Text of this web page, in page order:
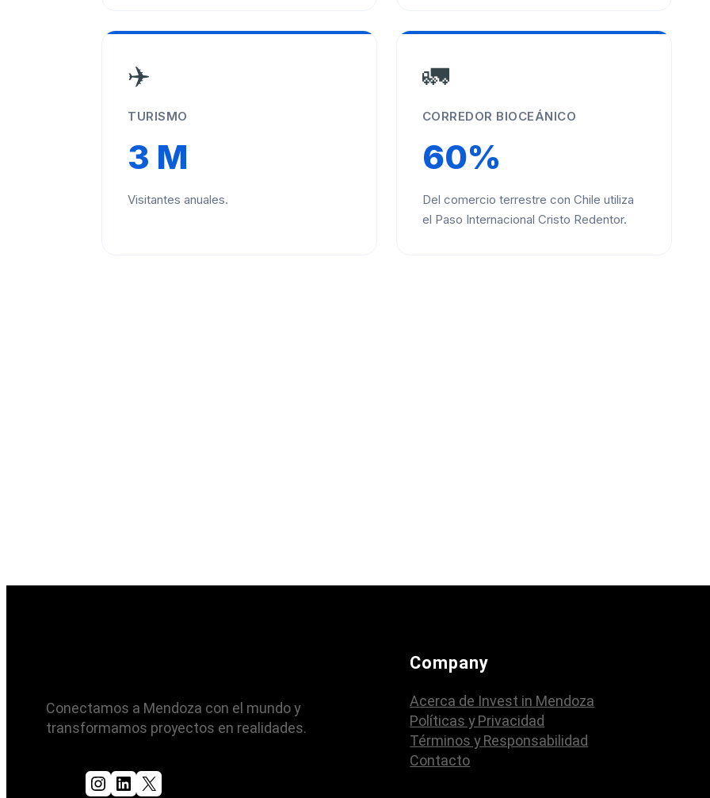
✈️
TURISMO
3 M
Visitantes anuales.
🚛
CORREDOR BIOCEÁNICO
60%
Del comercio terrestre con Chile utiliza
el Paso Internacional Cristo Redentor.
Conectamos a Mendoza con el mundo y
transformamos proyectos en realidades.
Instagram LinkedIn X
Company
Acerca de Invest in Mendoza
Políticas y Privacidad
Términos y Responsabilidad
Contacto